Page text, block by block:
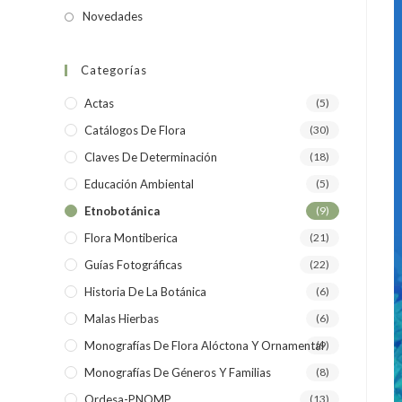
Novedades
Categorías
Actas (5)
Catálogos De Flora (30)
Claves De Determinación (18)
Educación Ambiental (5)
Etnobotánica (9)
Flora Montiberica (21)
Guías Fotográficas (22)
Historia De La Botánica (6)
Malas Hierbas (6)
Monografías De Flora Alóctona Y Ornamental(9)
Monografías De Géneros Y Familias (8)
(13)